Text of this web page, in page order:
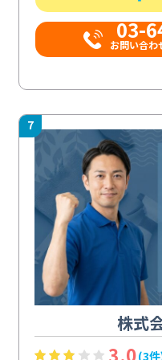
03-
お問い合わ
7
株式
3.0(3